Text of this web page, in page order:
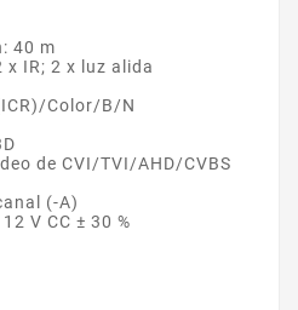
40 m
x IR; 2 x luz alida
Color/B/N
de CVI/TVI/AHD/CVBS
(-A)
V CC ± 30 %